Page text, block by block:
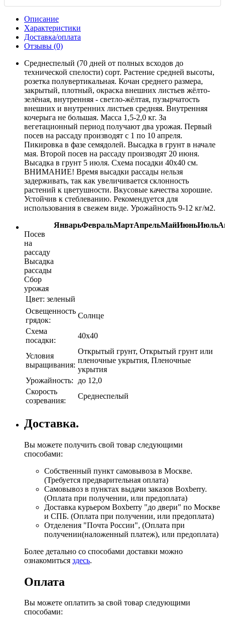
Описание
Характеристики
Доставка/оплата
Отзывы (0)
Среднеспелый (70 дней от полных всходов до
технической спелости) сорт. Растение средней высоты,
розетка полувертикальная. Кочан среднего размера,
закрытый, плотный, окраска внешних листьев жёлто-
зелёная, внутренняя - светло-жёлтая, пузырчатость
внешних и внутренних листьев средняя. Внутренняя
кочерыга не большая. Масса 1,5-2,0 кг. За
вегетационный период получают два урожая. Первый
посев на рассаду производят с 1 по 10 апреля.
Пикировка в фазе семядолей. Высадка в грунт в начале
мая. Второй посев на рассаду производят 20 июня.
Высадка в грунт 5 июля. Схема посадки 40х40 см.
ВНИМАНИЕ! Время высадки рассады нельзя
задерживать, так как увеличивается склонность
растений к цветушности. Вкусовые качества хорошие.
Устойчив к стеблеванию. Рекомендуется для
использования в свежем виде. Урожайность 9-12 кг/м2.
ЯнварьФевральМартАпрельМайИюньИюль
Посев
на
рассаду
Высадка
рассады
Сбор
урожая
Цвет: зеленый
Освещенность
грядок:
Солнце
Схема
посадки:
40х40
Условия
выращивания:
Открытый грунт, Открытый грунт или
пленочные укрытия, Пленочные
укрытия
Урожайность:
до 12,0
Скорость
созревания:
Среднеспелый
Доставка.
Вы можете получить свой товар следующими
способами:
Собственный пункт самовывоза в Москве.
(Требуется предварительная оплата)
Самовывоз в пунктах выдачи заказов Boxberry.
(Оплата при получении, или предоплата)
Доставка курьером Boxberry "до двери" по Москве
и СПБ. (Оплата при получении, или предоплата)
Отделения "Почта России", (Оплата при
получении(наложенный платеж), или предоплата)
Более детально со способами доставки можно
ознакомиться здесь.
Оплата
Вы можете оплатить за свой товар следующими
способами: